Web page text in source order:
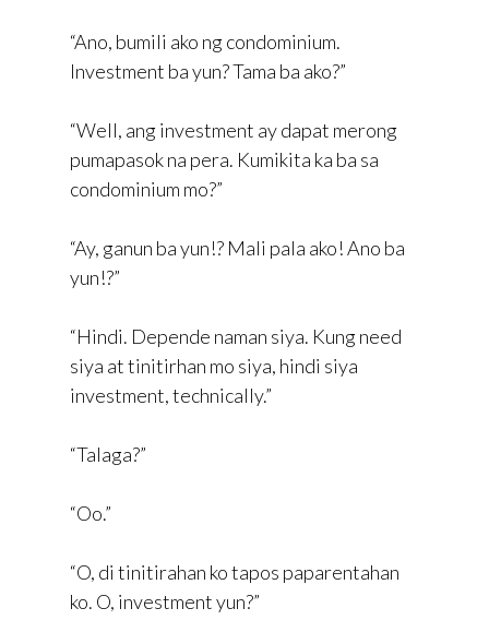
“Ano, bumili ako ng condominium.
Investment ba yun? Tama ba ako?”
“Well, ang investment ay dapat merong
pumapasok na pera. Kumikita ka ba sa
condominium mo?”
“Ay, ganun ba yun!? Mali pala ako! Ano ba
yun!?”
“Hindi. Depende naman siya. Kung need
siya at tinitirhan mo siya, hindi siya
investment, technically.”
“Talaga?”
“Oo.”
“O, di tinitirahan ko tapos paparentahan
ko. O, investment yun?”